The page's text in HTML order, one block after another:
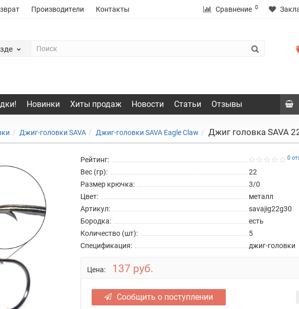
Производители Контакты Сравнение 0
Новинки Хиты продаж Новости Статьи Отзывы
Джиг-головки SAVA Джиг-головки SAVA Eagle Claw Джиг головка SAVA
Рейтинг: 0
Вес (гр):
22
Размер крючка:
3/0
Цвет:
металл
Артикул:
savajig22g30
Бородка:
есть
Количество (шт):
5
Спецификация:
джиг-головки
Цена: 137 руб.
Сообщить о поступлении